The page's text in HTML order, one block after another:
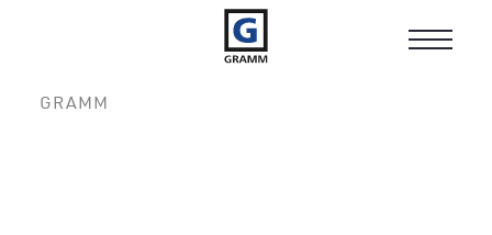
Toggle
GRAMM